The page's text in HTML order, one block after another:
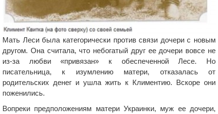
Мать Леси была категорически против связи дочери с новым
другом. Она считала, что небогатый друг ее дочери вовсе не
из-за любви «привязан» к обеспеченной Лесе. Но
писательница, к изумлению матери, отказалась от
родительских денег и ушла жить к Климентию. Вскоре они
поженились.
Вопреки предположениям матери Украинки, муж ее дочери,